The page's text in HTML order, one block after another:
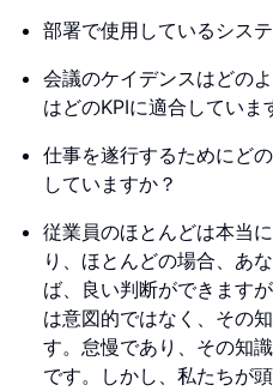
部署で使用しているシス
会議のケイデンスはどの
はどのKPIに適合していま
仕事を遂行するためにど
していますか？
従業員のほとんどは本当
り、ほとんどの場合、あ
ば、良い判断ができます
は意図的ではなく、その
す。怠慢であり、その知
です。しかし、私たちが